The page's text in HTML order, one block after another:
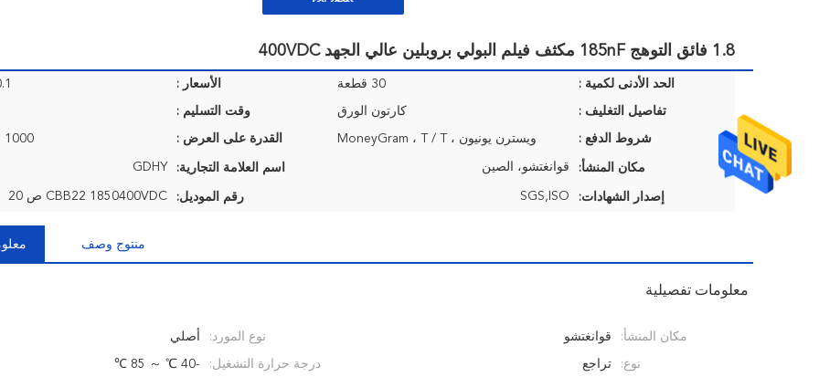
1.8 فائق التوهج 185nF مكثف فيلم البولي بروبلين عالي الجهد 400VDC
الحد الأدنى لكمية : 30 قطعة الأسعار : PCS
تفاصيل التغليف : كارتون الورق وقت التسليم :
شروط الدفع : ويسترن يونيون ، MoneyGram ، T / T القدرة على العرض : 1000 قطعة / شهر
مكان المنشأ: قوانغتشو، الصين اسم العلامة التجارية: GDHY
إصدار الشهادات: SGS,ISO رقم الموديل: CBB22 1850400VDC ص 20
منتوج وصف
معلومات تفصيلية
مكان المنشأ: قوانغتشو نوع المورد: أصلي
نوع: تراجع درجة حرارة التشغيل: -40 ℃ ～ 85 ℃